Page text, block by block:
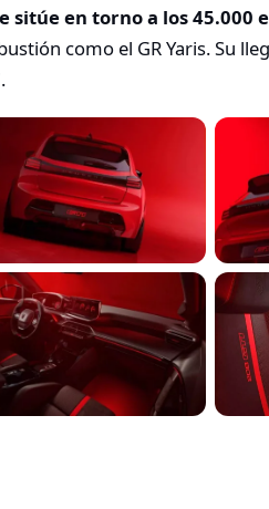
sitúe en torno a los 45.000
como el GR Yaris. Su